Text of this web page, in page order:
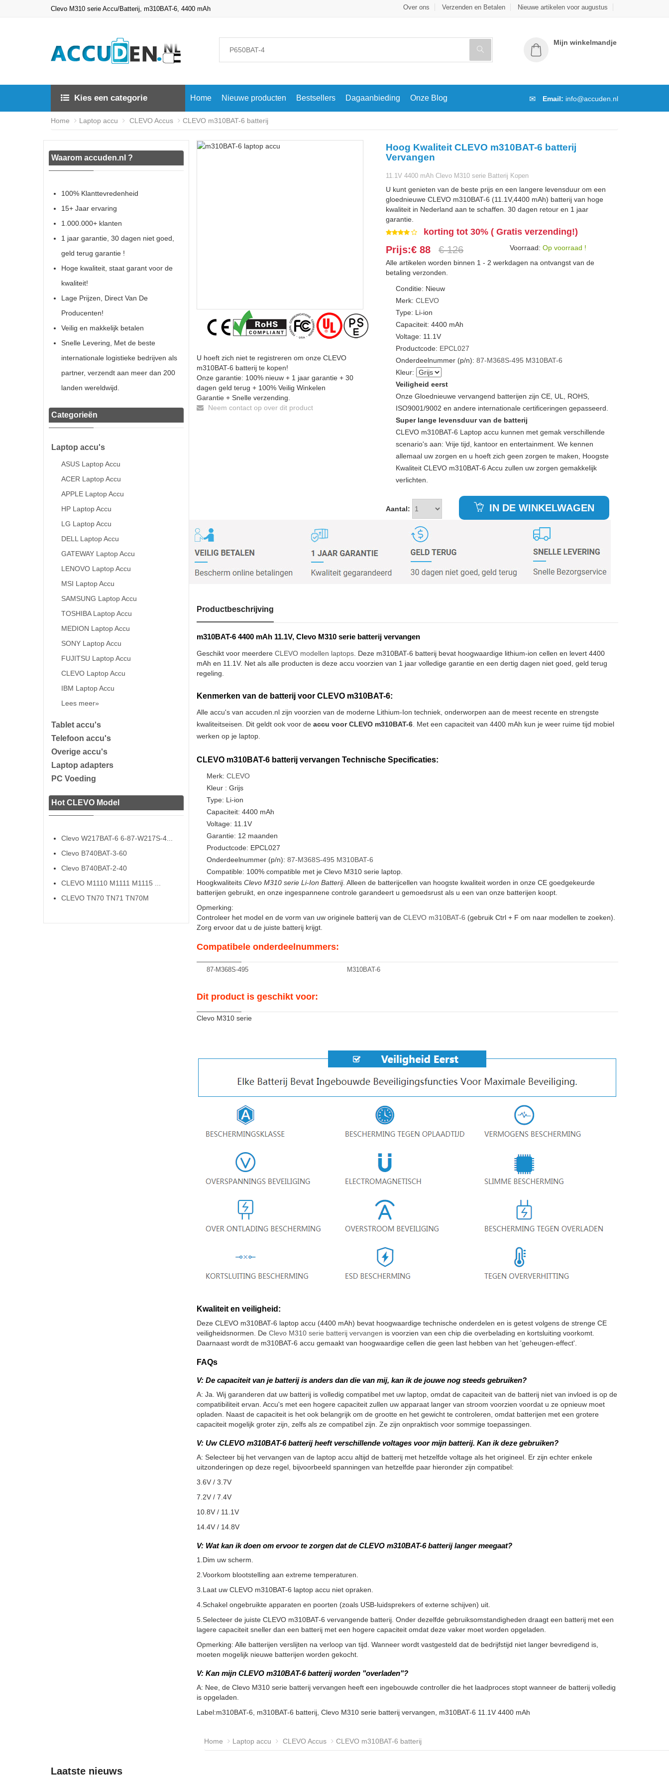
Clevo M310 serie Accu/Batterij, m310BAT-6, 4400 mAh Over ons Verzenden en Betalen Nieuwe artikelen voor augustus
Mijn winkelmandje
Kies een categorie Home Nieuwe producten Bestsellers Dagaanbieding Onze Blog Email: info@accuden.nl
Home Laptop accu CLEVO Accus CLEVO m310BAT-6 batterij
Waarom accuden.nl ?
100% Klanttevredenheid
15+ Jaar ervaring
1.000.000+ klanten
1 jaar garantie, 30 dagen niet goed,
geld terug garantie !
Hoge kwaliteit, staat garant voor de
kwaliteit!
Lage Prijzen, Direct Van De
Producenten!
Veilig en makkelijk betalen
Snelle Levering, Met de beste
internationale logistieke bedrijven als
partner, verzendt aan meer dan 200
landen wereldwijd.
Categorieën
Laptop accu's
ASUS Laptop Accu
ACER Laptop Accu
APPLE Laptop Accu
HP Laptop Accu
LG Laptop Accu
DELL Laptop Accu
GATEWAY Laptop Accu
LENOVO Laptop Accu
MSI Laptop Accu
SAMSUNG Laptop Accu
TOSHIBA Laptop Accu
MEDION Laptop Accu
SONY Laptop Accu
FUJITSU Laptop Accu
CLEVO Laptop Accu
IBM Laptop Accu
Lees meer»
Tablet accu's
Telefoon accu's
Overige accu's
Laptop adapters
PC Voeding
Hot CLEVO Model
Clevo W217BAT-6 6-87-W217S-4...
Clevo B740BAT-3-60
Clevo B740BAT-2-40
CLEVO M1110 M1111 M1115 ...
CLEVO TN70 TN71 TN70M
U hoeft zich niet te registreren om onze CLEVO
m310BAT-6 batterij te kopen!
Onze garantie: 100% nieuw + 1 jaar garantie + 30
dagen geld terug + 100% Veilig Winkelen
Garantie + Snelle verzending.
Neem contact op over dit product
Hoog Kwaliteit CLEVO m310BAT-6 batterij
Vervangen
11.1V 4400 mAh Clevo M310 serie Batterij Kopen
U kunt genieten van de beste prijs en een langere levensduur om een
gloednieuwe CLEVO m310BAT-6 (11.1V,4400 mAh) batterij van hoge
kwaliteit in Nederland aan te schaffen. 30 dagen retour en 1 jaar
garantie.
korting tot 30% ( Gratis verzending!)
Prijs:€ 88 € 126 Voorraad: Op voorraad !
Alle artikelen worden binnen 1 - 2 werkdagen na ontvangst van de
betaling verzonden.
Conditie: Nieuw
Merk:CLEVO
Type: Li-ion
Capaciteit: 4400 mAh
Voltage: 11.1V
Productcode: EPCL027
Onderdeelnummer (p/n):87-M368S-495 M310BAT-6
Kleur:
Veiligheid eerst
Onze Gloednieuwe vervangend batterijen zijn CE, UL, ROHS,
ISO9001/9002 en andere internationale certificeringen gepasseerd.
Super lange levensduur van de batterij
CLEVO m310BAT-6 Laptop accu kunnen met gemak verschillende
scenario's aan: Vrije tijd, kantoor en entertainment. We kennen
allemaal uw zorgen en u hoeft zich geen zorgen te maken, Hoogste
Kwaliteit CLEVO m310BAT-6 Accu zullen uw zorgen gemakkelijk
verlichten.
Aantal: IN DE WINKELWAGEN
Productbeschrijving
m310BAT-6 4400 mAh 11.1V, Clevo M310 serie batterij vervangen
Geschikt voor meerdere CLEVO modellen laptops. Deze m310BAT-6 batterij bevat hoogwaardige lithium-ion cellen en levert 4400
mAh en 11.1V. Net als alle producten is deze accu voorzien van 1 jaar volledige garantie en een dertig dagen niet goed, geld terug
regeling.
Kenmerken van de batterij voor CLEVO m310BAT-6:
Alle accu's van accuden.nl zijn voorzien van de moderne Lithium-Ion techniek, onderworpen aan de meest recente en strengste
kwaliteitseisen. Dit geldt ook voor de accu voor CLEVO m310BAT-6. Met een capaciteit van 4400 mAh kun je weer ruime tijd mobiel
werken op je laptop.
CLEVO m310BAT-6 batterij vervangen Technische Specificaties:
Merk: CLEVO
Kleur : Grijs
Type: Li-ion
Capaciteit: 4400 mAh
Voltage: 11.1V
Garantie: 12 maanden
Productcode: EPCL027
Onderdeelnummer (p/n): 87-M368S-495 M310BAT-6
Compatible: 100% compatible met je Clevo M310 serie laptop.
Hoogkwaliteits Clevo M310 serie Li-Ion Batterij. Alleen de batterijcellen van hoogste kwaliteit worden in onze CE goedgekeurde
batterijen gebruikt, en onze ingespannene controle garandeert u gemoedsrust als u een van onze batterijen koopt.
Opmerking:
Controleer het model en de vorm van uw originele batterij van de CLEVO m310BAT-6 (gebruik Ctrl + F om naar modellen te zoeken).
Zorg ervoor dat u de juiste batterij krijgt.
Compatibele onderdeelnummers:
87-M368S-495 M310BAT-6
Dit product is geschikt voor:
Clevo M310 serie
Kwaliteit en veiligheid:
Deze CLEVO m310BAT-6 laptop accu (4400 mAh) bevat hoogwaardige technische onderdelen en is getest volgens de strenge CE
veiligheidsnormen. De Clevo M310 serie batterij vervangen is voorzien van een chip die overbelading en kortsluiting voorkomt.
Daarnaast wordt de m310BAT-6 accu gemaakt van hoogwaardige cellen die geen last hebben van het 'geheugen-effect'.
FAQs
V: De capaciteit van je batterij is anders dan die van mij, kan ik de jouwe nog steeds gebruiken?
A: Ja. Wij garanderen dat uw batterij is volledig compatibel met uw laptop, omdat de capaciteit van de batterij niet van invloed is op de
compatibiliteit ervan. Accu's met een hogere capaciteit zullen uw apparaat langer van stroom voorzien voordat u ze opnieuw moet
opladen. Naast de capaciteit is het ook belangrijk om de grootte en het gewicht te controleren, omdat batterijen met een grotere
capaciteit mogelijk groter zijn, zelfs als ze compatibel zijn. Ze zijn onpraktisch voor sommige toepassingen.
V: Uw CLEVO m310BAT-6 batterij heeft verschillende voltages voor mijn batterij. Kan ik deze gebruiken?
A: Selecteer bij het vervangen van de laptop accu altijd de batterij met hetzelfde voltage als het origineel. Er zijn echter enkele
uitzonderingen op deze regel, bijvoorbeeld spanningen van hetzelfde paar hieronder zijn compatibel:
3.6V / 3.7V
7.2V / 7.4V
10.8V / 11.1V
14.4V / 14.8V
V: Wat kan ik doen om ervoor te zorgen dat de CLEVO m310BAT-6 batterij langer meegaat?
1.Dim uw scherm.
2.Voorkom blootstelling aan extreme temperaturen.
3.Laat uw CLEVO m310BAT-6 laptop accu niet opraken.
4.Schakel ongebruikte apparaten en poorten (zoals USB-luidsprekers of externe schijven) uit.
5.Selecteer de juiste CLEVO m310BAT-6 vervangende batterij. Onder dezelfde gebruiksomstandigheden draagt een batterij met een
lagere capaciteit sneller dan een batterij met een hogere capaciteit omdat deze vaker moet worden opgeladen.
Opmerking: Alle batterijen verslijten na verloop van tijd. Wanneer wordt vastgesteld dat de bedrijfstijd niet langer bevredigend is,
moeten mogelijk nieuwe batterijen worden gekocht.
V: Kan mijn CLEVO m310BAT-6 batterij worden "overladen"?
A: Nee, de Clevo M310 serie batterij vervangen heeft een ingebouwde controller die het laadproces stopt wanneer de batterij volledig
is opgeladen.
Label:m310BAT-6, m310BAT-6 batterij, Clevo M310 serie batterij vervangen, m310BAT-6 11.1V 4400 mAh
Home Laptop accu CLEVO Accus CLEVO m310BAT-6 batterij
Laatste nieuws